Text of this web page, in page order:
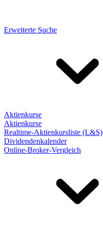
Erweiterte Suche
Aktienkurse
Aktienkurse
Realtime-Aktienkursliste (L&S)
Dividendenkalender
Online-Broker-Vergleich